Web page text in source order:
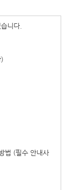
니다.
법 (필수 안내사